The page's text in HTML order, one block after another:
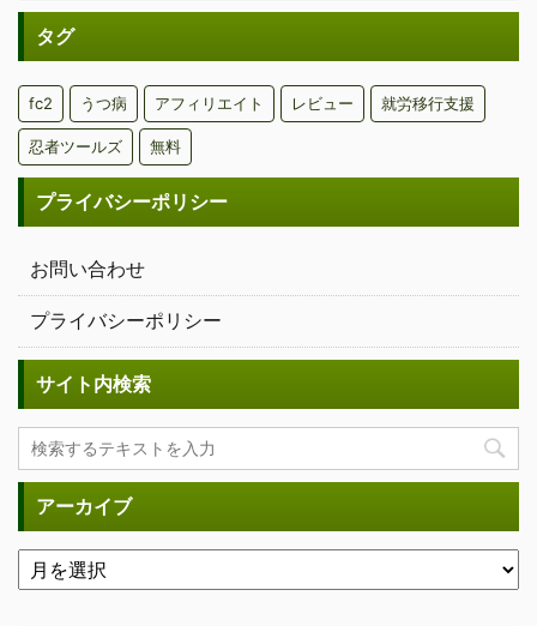
タグ
fc2 うつ病 アフィリエイト レビュー 就労移行支援
忍者ツールズ 無料
プライバシーポリシー
お問い合わせ
プライバシーポリシー
サイト内検索
アーカイブ